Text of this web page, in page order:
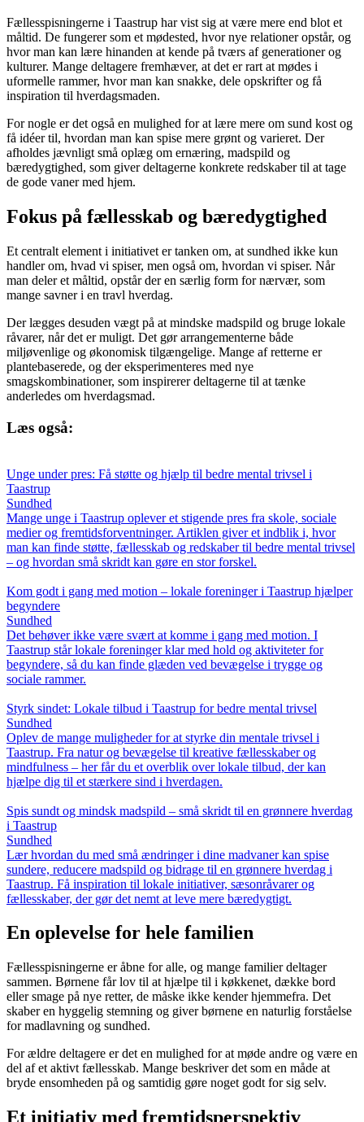
Fællesspisningerne i Taastrup har vist sig at være mere end blot et
måltid. De fungerer som et mødested, hvor nye relationer opstår, og
hvor man kan lære hinanden at kende på tværs af generationer og
kulturer. Mange deltagere fremhæver, at det er rart at mødes i
uformelle rammer, hvor man kan snakke, dele opskrifter og få
inspiration til hverdagsmaden.
For nogle er det også en mulighed for at lære mere om sund kost og
få idéer til, hvordan man kan spise mere grønt og varieret. Der
afholdes jævnligt små oplæg om ernæring, madspild og
bæredygtighed, som giver deltagerne konkrete redskaber til at tage
de gode vaner med hjem.
Fokus på fællesskab og bæredygtighed
Et centralt element i initiativet er tanken om, at sundhed ikke kun
handler om, hvad vi spiser, men også om, hvordan vi spiser. Når
man deler et måltid, opstår der en særlig form for nærvær, som
mange savner i en travl hverdag.
Der lægges desuden vægt på at mindske madspild og bruge lokale
råvarer, når det er muligt. Det gør arrangementerne både
miljøvenlige og økonomisk tilgængelige. Mange af retterne er
plantebaserede, og der eksperimenteres med nye
smagskombinationer, som inspirerer deltagerne til at tænke
anderledes om hverdagsmad.
Læs også:
Unge under pres: Få støtte og hjælp til bedre mental trivsel i
Taastrup
Sundhed
Mange unge i Taastrup oplever et stigende pres fra skole, sociale
medier og fremtidsforventninger. Artiklen giver et indblik i, hvor
man kan finde støtte, fællesskab og redskaber til bedre mental trivsel
– og hvordan små skridt kan gøre en stor forskel.
Kom godt i gang med motion – lokale foreninger i Taastrup hjælper
begyndere
Sundhed
Det behøver ikke være svært at komme i gang med motion. I
Taastrup står lokale foreninger klar med hold og aktiviteter for
begyndere, så du kan finde glæden ved bevægelse i trygge og
sociale rammer.
Styrk sindet: Lokale tilbud i Taastrup for bedre mental trivsel
Sundhed
Oplev de mange muligheder for at styrke din mentale trivsel i
Taastrup. Fra natur og bevægelse til kreative fællesskaber og
mindfulness – her får du et overblik over lokale tilbud, der kan
hjælpe dig til et stærkere sind i hverdagen.
Spis sundt og mindsk madspild – små skridt til en grønnere hverdag
i Taastrup
Sundhed
Lær hvordan du med små ændringer i dine madvaner kan spise
sundere, reducere madspild og bidrage til en grønnere hverdag i
Taastrup. Få inspiration til lokale initiativer, sæsonråvarer og
fællesskaber, der gør det nemt at leve mere bæredygtigt.
En oplevelse for hele familien
Fællesspisningerne er åbne for alle, og mange familier deltager
sammen. Børnene får lov til at hjælpe til i køkkenet, dække bord
eller smage på nye retter, de måske ikke kender hjemmefra. Det
skaber en hyggelig stemning og giver børnene en naturlig forståelse
for madlavning og sundhed.
For ældre deltagere er det en mulighed for at møde andre og være en
del af et aktivt fællesskab. Mange beskriver det som en måde at
bryde ensomheden på og samtidig gøre noget godt for sig selv.
Et initiativ med fremtidsperspektiv